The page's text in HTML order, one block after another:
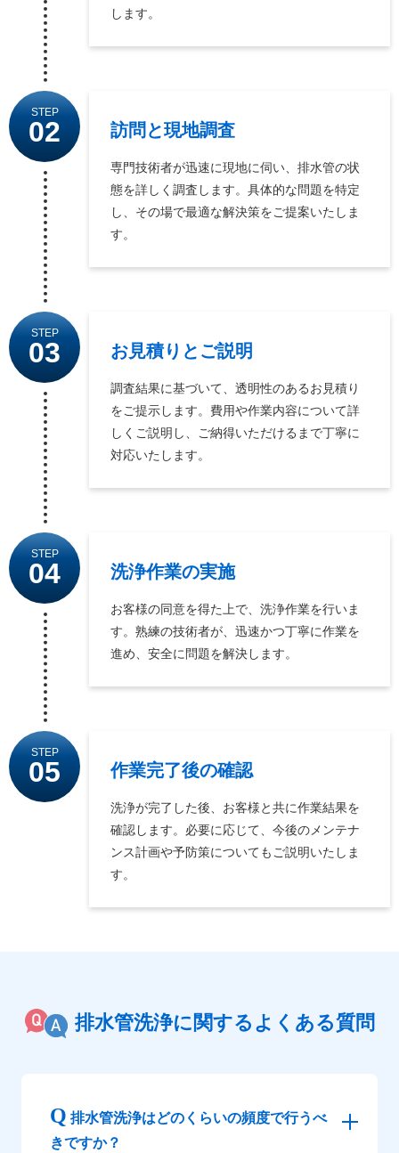
します。
STEP
02 訪問と現地調査
専門技術者が迅速に現地に伺い、排水管の状
態を詳しく調査します。具体的な問題を特定
し、その場で最適な解決策をご提案いたしま
す。
STEP
03 お見積りとご説明
調査結果に基づいて、透明性のあるお見積り
をご提示します。費用や作業内容について詳
しくご説明し、ご納得いただけるまで丁寧に
対応いたします。
STEP
04 洗浄作業の実施
お客様の同意を得た上で、洗浄作業を行いま
す。熟練の技術者が、迅速かつ丁寧に作業を
進め、安全に問題を解決します。
STEP
05 作業完了後の確認
洗浄が完了した後、お客様と共に作業結果を
確認します。必要に応じて、今後のメンテナ
ンス計画や予防策についてもご説明いたしま
す。
排水管洗浄に関するよくある質問
排水管洗浄はどのくらいの頻度で行うべ
きですか？